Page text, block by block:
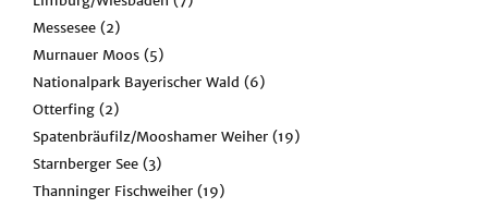
Messesee (2)
Murnauer Moos (5)
Nationalpark Bayerischer Wald (6)
Otterfing (2)
Spatenbräufilz/Mooshamer Weiher (19)
Starnberger See (3)
Thanninger Fischweiher (19)